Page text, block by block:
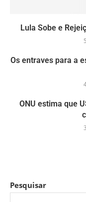
Lula Sobe e
Os entraves para a
ONU estima que
Pesquisar